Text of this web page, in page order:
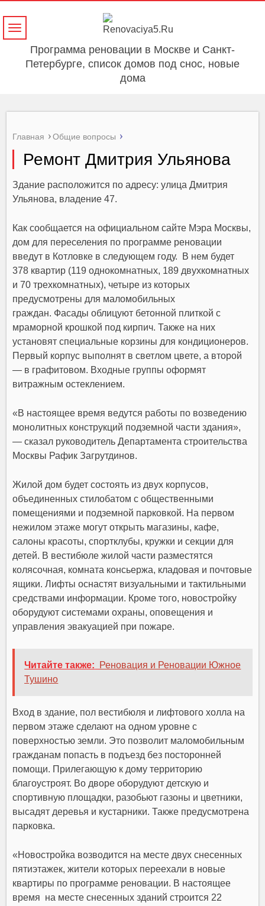
Программа реновации в Москве и Санкт-
Петербурге, список домов под снос, новые
дома
Навигация
Главная Общие вопросы
Ремонт Дмитрия Ульянова
Здание расположится по адресу: улица Дмитрия
Ульянова, владение 47.
Как сообщается на официальном сайте Мэра Москвы,
дом для переселения по программе реновации
введут в Котловке в следующем году. В нем будет
378 квартир (119 однокомнатных, 189 двухкомнатных
и 70 трехкомнатных), четыре из которых
предусмотрены для маломобильных
граждан. Фасады облицуют бетонной плиткой с
мраморной крошкой под кирпич. Также на них
установят специальные корзины для кондиционеров.
Первый корпус выполнят в светлом цвете, а второй
— в графитовом. Входные группы оформят
витражным остеклением.
«В настоящее время ведутся работы по возведению
монолитных конструкций подземной части здания»,
— сказал руководитель Департамента строительства
Москвы Рафик Загрутдинов.
Жилой дом будет состоять из двух корпусов,
объединенных стилобатом с общественными
помещениями и подземной парковкой. На первом
нежилом этаже могут открыть магазины, кафе,
салоны красоты, спортклубы, кружки и секции для
детей. В вестибюле жилой части разместятся
колясочная, комната консьержа, кладовая и почтовые
ящики. Лифты оснастят визуальными и тактильными
средствами информации. Кроме того, новостройку
оборудуют системами охраны, оповещения и
управления эвакуацией при пожаре.
Читайте также:
Реновация и Реновации Южное
Тушино
Вход в здание, пол вестибюля и лифтового холла на
первом этаже сделают на одном уровне с
поверхностью земли. Это позволит маломобильным
гражданам попасть в подъезд без посторонней
помощи. Прилегающую к дому территорию
благоустроят. Во дворе оборудуют детскую и
спортивную площадки, разобьют газоны и цветники,
высадят деревья и кустарники. Также предусмотрена
парковка.
«Новостройка возводится на месте двух снесенных
пятиэтажек, жители которых переехали в новые
квартиры по программе реновации. В настоящее
время на месте снесенных зданий строится 22